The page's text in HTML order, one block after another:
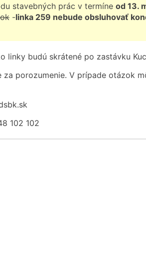
stavebných prác v termíne od 13.
-linka 259 nebude obsluhovať
linky budú skrátené po zastávku
za porozumenie. V prípade otázok
102 102